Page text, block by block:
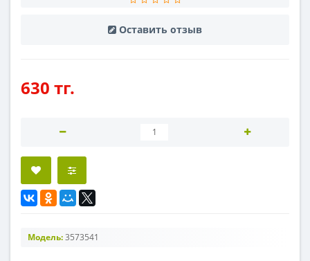
Оставить отзыв
630 тг.
Модель:3573541